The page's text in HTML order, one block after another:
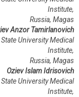
Institute,
Russia, Magas
Anzor Tamirlanovich
University Medical
Institute,
Russia, Magas
Oziev Islam Idrisovich
University Medical
Institute,